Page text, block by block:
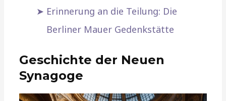
Erinnerung an die Teilung: Die
Berliner Mauer Gedenkstätte
Geschichte der Neuen
Synagoge